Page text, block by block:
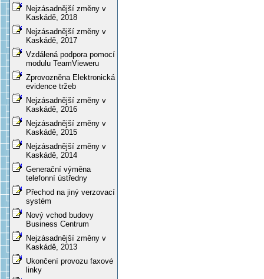
Nejzásadnější změny v
Kaskádě, 2018
Nejzásadnější změny v
Kaskádě, 2017
Vzdálená podpora pomocí
modulu TeamVieweru
Zprovozněna Elektronická
evidence tržeb
Nejzásadnější změny v
Kaskádě, 2016
Nejzásadnější změny v
Kaskádě, 2015
Nejzásadnější změny v
Kaskádě, 2014
Generační výměna
telefonní ústředny
Přechod na jiný verzovací
systém
Nový vchod budovy
Business Centrum
Nejzásadnější změny v
Kaskádě, 2013
Ukončení provozu faxové
linky